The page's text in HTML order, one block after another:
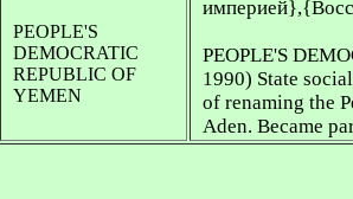
PEOPLE'S
DEMOCRATIC
REPUBLIC OF
YEMEN
PEOPLE'S
1990) State
of renaming the
Aden. Became